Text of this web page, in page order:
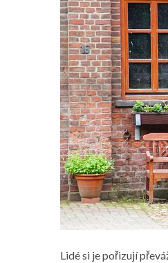
Lidé si je pořizují